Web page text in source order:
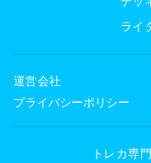
ライ
運営会社
プライバシーポリシー
トレカ専